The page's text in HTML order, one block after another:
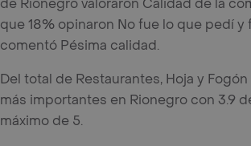
de Rionegro valoraron Calidad de la
que 18% opinaron No fue lo que pedí y
comentó Pésima calidad.
Del total de Restaurantes, Hoja y
más importantes en Rionegro con 3.9
máximo de 5.